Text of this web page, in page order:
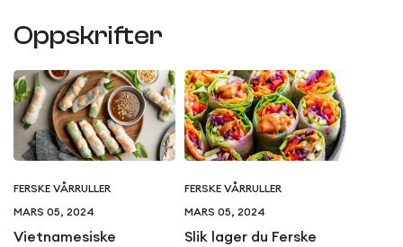
Oppskrifter
FERSKE VÅRRULLER
MARS 05, 2024
Vietnamesiske
FERSKE VÅRRULLER
MARS 05, 2024
Slik lager du Ferske